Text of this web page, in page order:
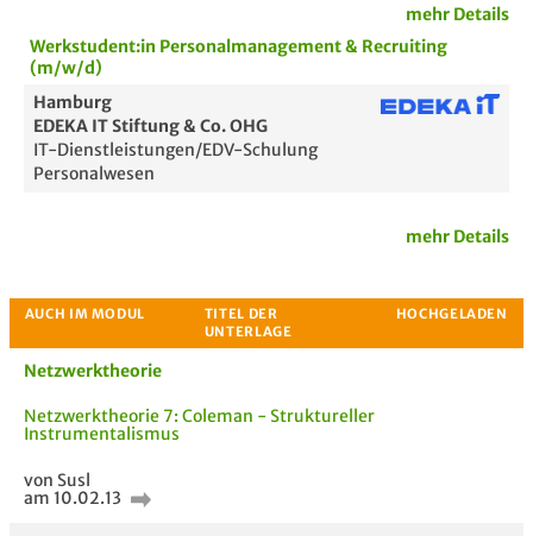
Passende Stellenanzeigen
mehr Details
Werkstudent:in Personalmanagement & Recruiting
(m/w/d)
Hamburg
EDEKA IT Stiftung & Co. OHG
IT-Dienstleistungen/EDV-Schulung
Personalwesen
mehr Details
Netzwerktheorie
Netzwerktheorie 7: Coleman - Struktureller
Instrumentalismus
von Susl
am 10.02.13